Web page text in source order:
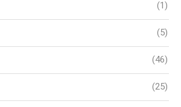
(1)
(5)
(46)
(25)